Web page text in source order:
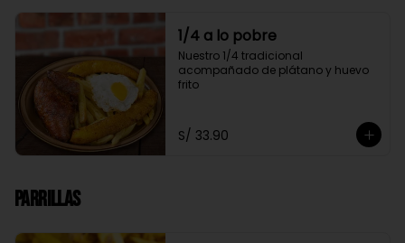
1/4 a lo pobre
Nuestro 1/4 tradicional
acompañado de plátano y huevo
frito
S/ 33.90
Parrillas